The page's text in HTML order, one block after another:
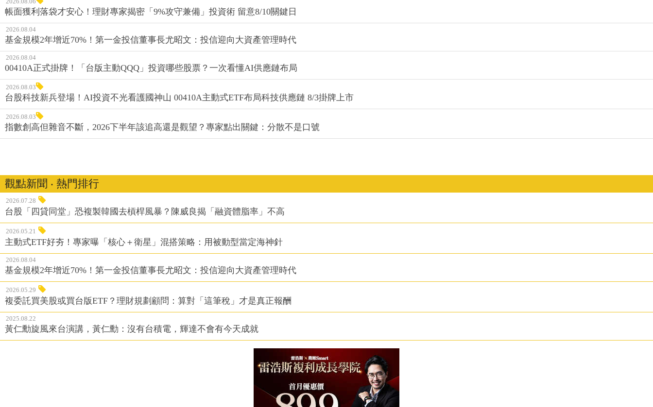
帳面獲利落袋才安心！理財專家揭密「9%攻守兼備」投資術 留意8/10關鍵日
2026.08.04
基金規模2年增近70%！第一金投信董事長尤昭文：投信迎向大資產管理時代
2026.08.04
00410A正式掛牌！「台版主動QQQ」投資哪些股票？一次看懂AI供應鏈布局
2026.08.03
台股科技新兵登場！AI投資不光看護國神山 00410A主動式ETF布局科技供應鏈 8/3掛牌上市
2026.08.03
指數創高但雜音不斷，2026下半年該追高還是觀望？專家點出關鍵：分散不是口號
觀點新聞 ‧ 熱門排行
2026.07.28
台股「四貸同堂」恐複製韓國去槓桿風暴？陳威良揭「融資體脂率」不高
2026.05.21
主動式ETF好夯！專家曝「核心＋衛星」混搭策略：用被動型當定海神針
2026.08.04
基金規模2年增近70%！第一金投信董事長尤昭文：投信迎向大資產管理時代
2026.05.29
複委託買美股或買台版ETF？理財規劃顧問：算對「這筆稅」才是真正報酬
2025.08.22
黃仁勳旋風來台演講，黃仁勳：沒有台積電，輝達不會有今天成就